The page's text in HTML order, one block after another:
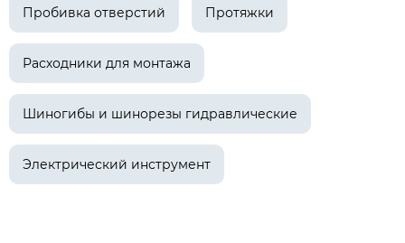
Пробивка отверстий Протяжки
Расходники для монтажа
Шиногибы и шинорезы гидравлические
Электрический инструмент